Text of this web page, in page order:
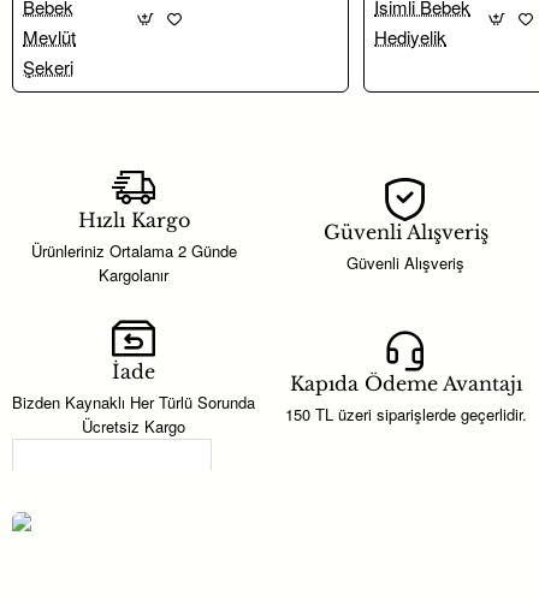
tamamlamak için; renk, tema ve adet ihtiyacınıza göre kombin
yapabilirsiniz. Bu ürün, organizasyon planlamasında hem dekor
hem de dağıtımlık hediyelik olarak değerlendirilebilir.
Hızlı Kargo
Ürünleriniz Ortalama 2 Günde
Kargolanır
Güvenli Alışveriş
Güvenli Alışveriş
İade
Bizden Kaynaklı Her Türlü Sorunda
Ücretsiz Kargo
Kapıda Ödeme Avantajı
150 TL üzeri siparişlerde geçerlidir.